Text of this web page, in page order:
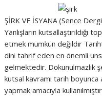
ŞİRK VE İSYANA (Sence
Yanlışların kutsallaştırıldığı
etmek mümkün değildir
dini tahrif eden en önemli
gelmektedir. Dokunulmazlık
kutsal kavramı tarih boyunca
yapmak amacıyla